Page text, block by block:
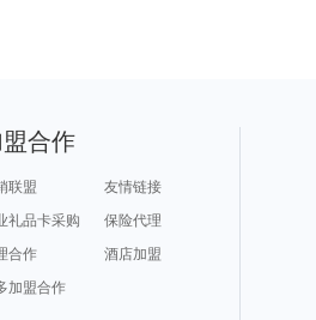
合作
联盟
友情链接
礼品卡采购
保险代理
合作
酒店加盟
加盟合作